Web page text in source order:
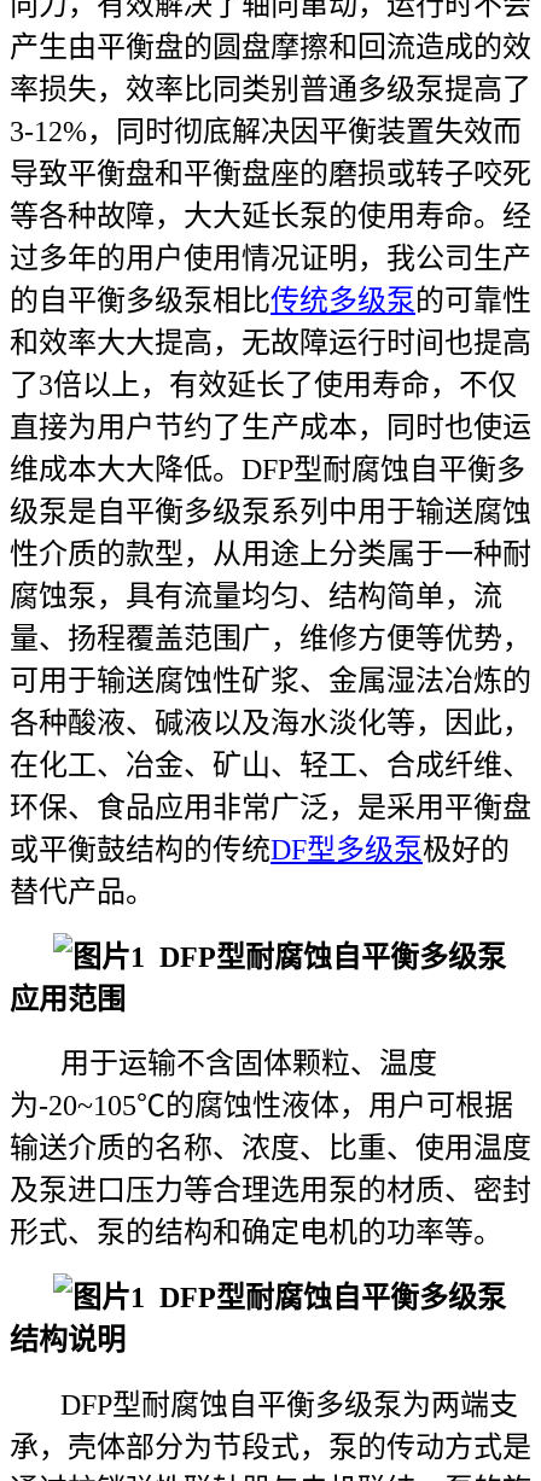
产生由平衡盘的圆盘摩擦和回流造成的效
率损失，效率比同类别普通多级泵提高了
3-12%，同时彻底解决因平衡装置失效而
导致平衡盘和平衡盘座的磨损或转子咬死
等各种故障，大大延长泵的使用寿命。经
过多年的用户使用情况证明，我公司生产
的自平衡多级泵相比传统多级泵的可靠性
和效率大大提高，无故障运行时间也提高
了3倍以上，有效延长了使用寿命，不仅
直接为用户节约了生产成本，同时也使运
维成本大大降低。DFP型耐腐蚀自平衡多
级泵是自平衡多级泵系列中用于输送腐蚀
性介质的款型，从用途上分类属于一种耐
腐蚀泵，具有流量均匀、结构简单，流
量、扬程覆盖范围广，维修方便等优势，
可用于输送腐蚀性矿浆、金属湿法冶炼的
各种酸液、碱液以及海水淡化等，因此，
在化工、冶金、矿山、轻工、合成纤维、
环保、食品应用非常广泛，是采用平衡盘
或平衡鼓结构的传统DF型多级泵极好的
替代产品。
DFP型耐腐蚀 自平衡多级泵
应用范围
用于运输不含固体颗粒、温度
为-20~105℃的腐蚀性液体，用户可根据
输送介质的名称、浓度、比重、使用温度
及泵进口压力等合理选用泵的材质、密封
形式、泵的结构和确定电机的功率等。
DFP型耐腐蚀 自平衡多级泵
结构说明
DFP型耐腐蚀自平衡多级泵为两端支
承，壳体部分为节段式，泵的传动方式是